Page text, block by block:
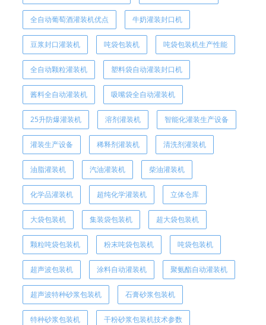
全自动葡萄酒灌装机优点 牛奶灌装封口机
豆浆封口灌装机 吨袋包装机 吨袋包装机生产性能
全自动颗粒灌装机 塑料袋自动灌装封口机
酱料全自动灌装机 吸嘴袋全自动灌装机
25升防爆灌装机 溶剂灌装机 智能化灌装生产设备
灌装生产设备 稀释剂灌装机 清洗剂灌装机
油脂灌装机 汽油灌装机 柴油灌装机
化学品灌装机 超纯化学灌装机 立体仓库
大袋包装机 集装袋包装机 超大袋包装机
颗粒吨袋包装机 粉末吨袋包装机 吨袋包装机
超声波包装机 涂料自动灌装机 聚氨酯自动灌装机
超声波特种砂浆包装机 石膏砂浆包装机
特种砂浆包装机 干粉砂浆包装机技术参数